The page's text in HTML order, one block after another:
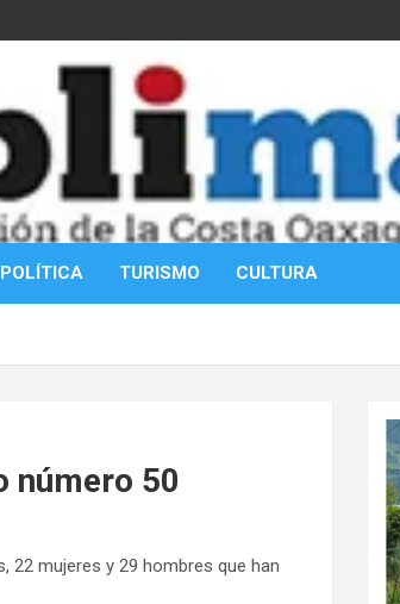
POLÍTICA TURISMO CULTURA
número 50
22 mujeres y 29 hombres que han